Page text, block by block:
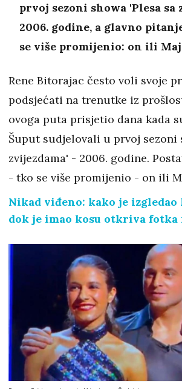
prvoj sezoni showa 'Plesa sa
2006. godine, a glavno
se više promijenio: on ili
Rene Bitorajac često voli svoje
podsjećati na trenutke iz
ovoga puta prisjetio dana kada
Šuput sudjelovali u prvoj sezoni
zvijezdama' - 2006. godine.
- tko se više promijenio - on ili
Nikad viđeno: kako je izgledao
dok je imao kosu otkriva fotka